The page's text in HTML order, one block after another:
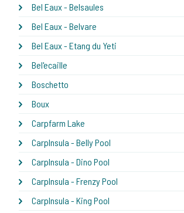
Bel Eaux - Belsaules
Bel Eaux - Belvare
Bel Eaux - Etang du Yeti
Bel'ecaille
Boschetto
Boux
Carpfarm Lake
CarpInsula - Belly Pool
CarpInsula - Dino Pool
CarpInsula - Frenzy Pool
CarpInsula - King Pool